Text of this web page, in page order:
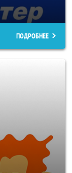
ПОДРОБНЕЕ